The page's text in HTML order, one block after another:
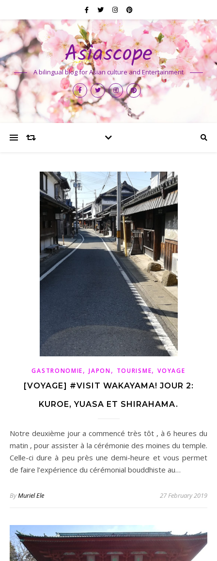
Asiascope
A bilingual blog for Asian culture and Entertainment
GASTRONOMIE,JAPON, TOURISME,VOYAGE
[VOYAGE] #VISIT WAKAYAMA! JOUR 2:
KUROE, YUASA ET SHIRAHAMA.
Notre deuxième jour a commencé très tôt , à 6 heures du
matin , pour assister à la cérémonie des moines du temple.
Celle-ci dure à peu près une demi-heure et vous permet
de faire l’expérience du cérémonial bouddhiste au…
ByMuriel Ele 27 February 2019